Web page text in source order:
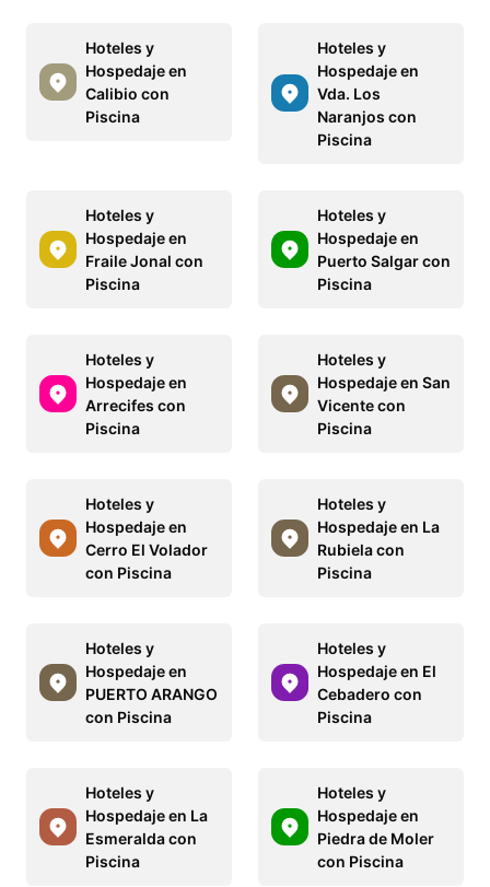
Hoteles y
Hospedaje en
Calibio con
Piscina
Hoteles y
Hospedaje en
Vda. Los
Naranjos con
Piscina
Hoteles y
Hospedaje en
Fraile Jonal con
Piscina
Hoteles y
Hospedaje en
Puerto Salgar con
Piscina
Hoteles y
Hospedaje en
Arrecifes con
Piscina
Hoteles y
Hospedaje en San
Vicente con
Piscina
Hoteles y
Hospedaje en
Cerro El Volador
con Piscina
Hoteles y
Hospedaje en La
Rubiela con
Piscina
Hoteles y
Hospedaje en
PUERTO ARANGO
con Piscina
Hoteles y
Hospedaje en El
Cebadero con
Piscina
Hoteles y
Hospedaje en La
Esmeralda con
Piscina
Hoteles y
Hospedaje en
Piedra de Moler
con Piscina